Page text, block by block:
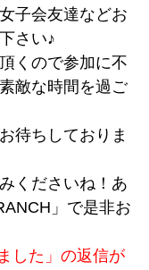
子会友達などお
さい♪
くので参加に不
敵な時間を過ご
待ちしておりま
くださいね！あ
」で是非お
した」の返信が